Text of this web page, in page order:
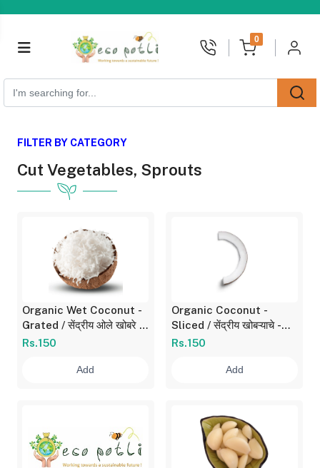
0
unread messages
FILTER BY CATEGORY
Cut Vegetables, Sprouts
Organic Wet Coconut -
Grated / सेंद्रीय ओले खोबरे -
खवलेले 200 gm
Rs.150
Add
Organic Coconut -
Sliced / सेंद्रीय खोबऱ्याचे -
काप 200 gm
Rs.150
Add